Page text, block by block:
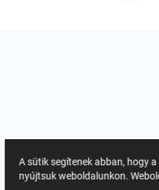
A sütik segítenek abban, hogy
nyújtsuk weboldalunkon.